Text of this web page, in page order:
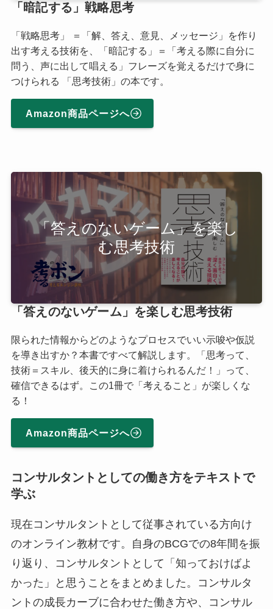
「暗記する」戦略思考
「戦略思考」 ＝「解、答え、意見、メッセージ」を作り
出す考える技術を、「暗記する」＝「考える際に自分に
問う、声に出して唱える」フレーズを覚えるだけで身に
つけられる 「思考技術」の本です。
Amazon商品ページへ
「答えのないゲーム」を楽し
む思考技術
「答えのないゲーム」を楽しむ思考技術
限られた情報からどのようなプロセスでいい示唆や仮説
を導き出すか？本書ですべて解説します。「思考って、
技術＝スキル、後天的に身に着けられるんだ！」って、
確信できるはず。この1冊で「考えること」が楽しくな
る！
Amazon商品ページへ
コンサルタントとしての働き方をテキストで
学ぶ
現在コンサルタントとして従事されている方向け
のオンライン教材です。自身のBCGでの8年間を振
り返り、コンサルタントとして「知っておけばよ
かった」と思うことをまとめました。コンサルタ
ントの成長カーブに合わせた働き方や、コンサル